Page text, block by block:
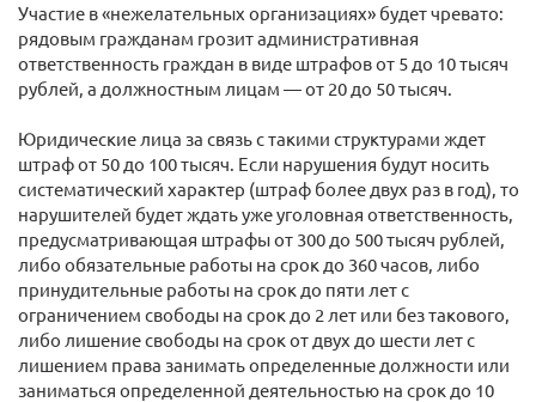
Участие в «нежелательных организациях» будет чревато:
рядовым гражданам грозит административная
ответственность граждан в виде штрафов от 5 до 10 тысяч
рублей, а должностным лицам — от 20 до 50 тысяч.
Юридические лица за связь с такими структурами ждет
штраф от 50 до 100 тысяч. Если нарушения будут носить
систематический характер (штраф более двух раз в год), то
нарушителей будет ждать уже уголовная ответственность,
предусматривающая штрафы от 300 до 500 тысяч рублей,
либо обязательные работы на срок до 360 часов, либо
принудительные работы на срок до пяти лет с
ограничением свободы на срок до 2 лет или без такового,
либо лишение свободы на срок от двух до шести лет с
лишением права занимать определенные должности или
заниматься определенной деятельностью на срок до 10